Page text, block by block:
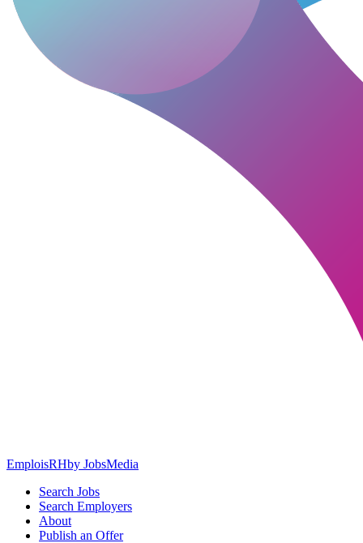
EmploisRHby JobsMedia
Search Jobs
Search Employers
About
Publish an Offer